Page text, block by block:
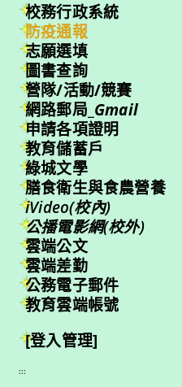
校務行政系統
防疫通報
志願選填
圖書查詢
營隊/活動/競賽
網路郵局_ Gmail
申請各項證明
教育儲蓄戶
綠城文學
膳食衛生與食農營養
iVideo(校內)
公播電影網(校外)
雲端公文
雲端差勤
公務電子郵件
教育雲端帳號
[登入管理]
:::